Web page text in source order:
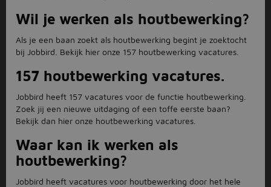
Wil je werken als houtbewerking?
Als je een baan zoekt als houtbewerking begint je zoektocht
bij Jobbird. Bekijk hier onze 157 houtbewerking vacatures.
157 houtbewerking vacatures.
Jobbird heeft 157 vacatures voor de functie houtbewerking.
Zoek jij een nieuwe uitdaging of een toffe eerste baan?
Bekijk dan hier onze houtbewerking vacatures.
Waar kan ik werken als
houtbewerking?
Jobbird heeft vacatures voor houtbewerking door het hele